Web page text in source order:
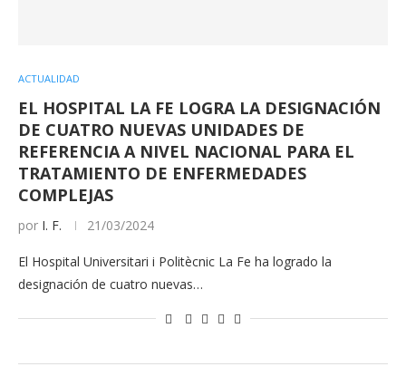
ACTUALIDAD
EL HOSPITAL LA FE LOGRA LA DESIGNACIÓN
DE CUATRO NUEVAS UNIDADES DE
REFERENCIA A NIVEL NACIONAL PARA EL
TRATAMIENTO DE ENFERMEDADES
COMPLEJAS
por I. F. 21/03/2024
El Hospital Universitari i Politècnic La Fe ha logrado la
designación de cuatro nuevas…